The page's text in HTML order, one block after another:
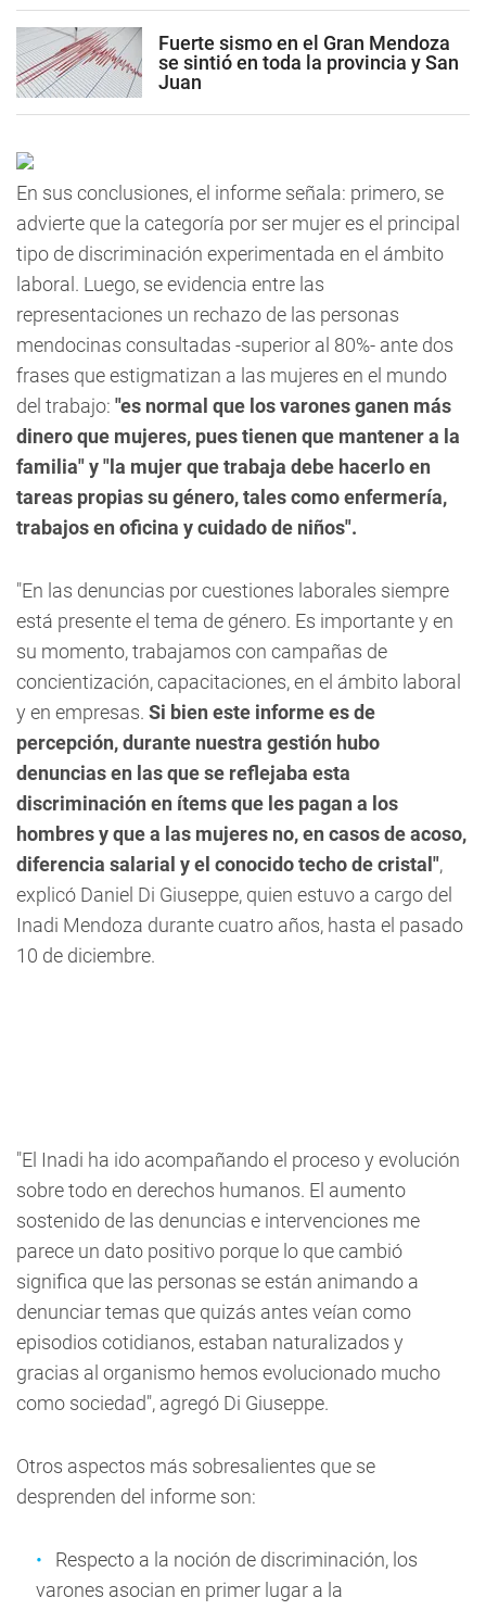
Fuerte sismo en el Gran Mendoza
se sintió en toda la provincia y San
Juan
En sus conclusiones, el informe señala: primero, se
advierte que la categoría por ser mujeres el principal
tipo de discriminación experimentada en el ámbito
laboral. Luego, se evidencia entre las
representaciones un rechazo de las personas
mendocinas consultadas -superior al 80%- ante dos
frases que estigmatizan a las mujeres en el mundo
del trabajo: "es normal que los varones ganen más
dinero que mujeres, pues tienen que mantener a la
familia" y "la mujer que trabaja debe hacerlo en
tareas propias su género, tales como enfermería,
trabajos en oficina y cuidado de niños".
"En las denuncias por cuestiones laborales siempre
está presente el tema de género. Es importante y en
su momento, trabajamos con campañas de
concientización, capacitaciones, en el ámbito laboral
y en empresas. Si bien este informe es de
percepción, durante nuestra gestión hubo
denuncias en las que se reflejaba esta
discriminación en ítems que les pagan a los
hombres y que a las mujeres no, en casos de acoso,
diferencia salarial y el conocido techo de cristal",
explicó Daniel Di Giuseppe, quien estuvo a cargo del
Inadi Mendoza durante cuatro años, hasta el pasado
10 de diciembre.
"El Inadi ha ido acompañando el proceso y evolución
sobre todo en derechos humanos. El aumento
sostenido de las denuncias e intervenciones me
parece un dato positivo porque lo que cambió
significa que las personas se están animando a
denunciar temas que quizás antes veían como
episodios cotidianos, estaban naturalizados y
gracias al organismo hemos evolucionado mucho
como sociedad", agregó Di Giuseppe.
Otros aspectos más sobresalientes que se
desprenden del informe son:
Respecto a la noción de discriminación, los
varones asocian en primer lugar a la